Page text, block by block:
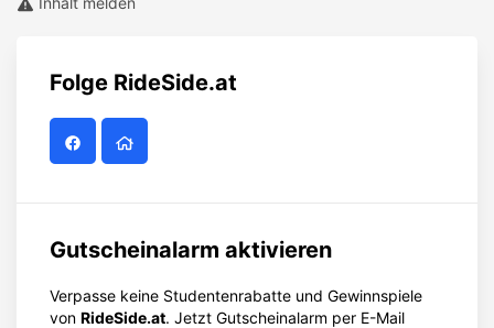
Folge RideSide.at
Gutscheinalarm aktivieren
Verpasse keine Studentenrabatte und Gewinnspiele
von RideSide.at. Jetzt Gutscheinalarm per E-Mail